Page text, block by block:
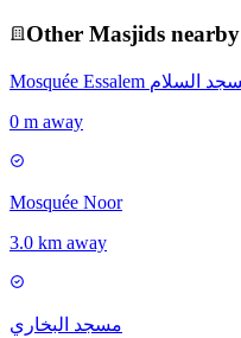
Other Masjids nearby
0 m away
Mosquée Noor
3.0 km away
مسجد البخاري